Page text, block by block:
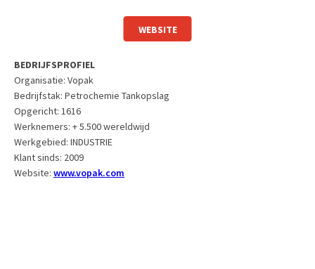
WEBSITE
BEDRIJFSPROFIEL
Organisatie: Vopak
Bedrijfstak: Petrochemie Tankopslag
Opgericht: 1616
Werknemers: + 5.500 wereldwijd
Werkgebied: INDUSTRIE
Klant sinds: 2009
Website: www.vopak.com